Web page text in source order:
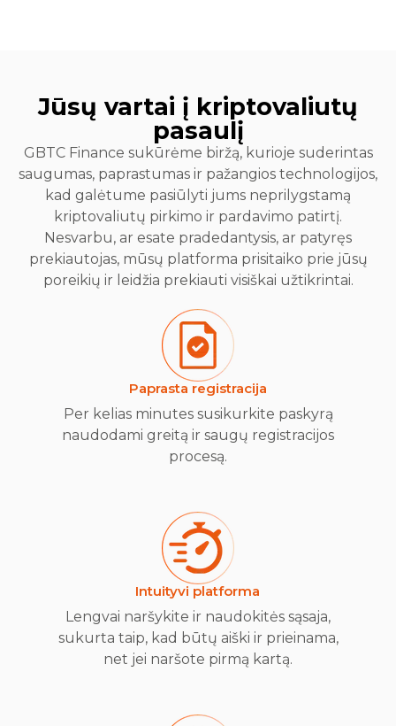
Jūsų vartai į kriptovaliutų
pasaulį
GBTC Finance sukūrėme biržą, kurioje suderintas
saugumas, paprastumas ir pažangios technologijos,
kad galėtume pasiūlyti jums neprilygstamą
kriptovaliutų pirkimo ir pardavimo patirtį.
Nesvarbu, ar esate pradedantysis, ar patyręs
prekiautojas, mūsų platforma prisitaiko prie jūsų
poreikių ir leidžia prekiauti visiškai užtikrintai.
Paprasta registracija
Per kelias minutes susikurkite paskyrą
naudodami greitą ir saugų registracijos
procesą.
Intuityvi platforma
Lengvai naršykite ir naudokitės sąsaja,
sukurta taip, kad būtų aiški ir prieinama,
net jei naršote pirmą kartą.